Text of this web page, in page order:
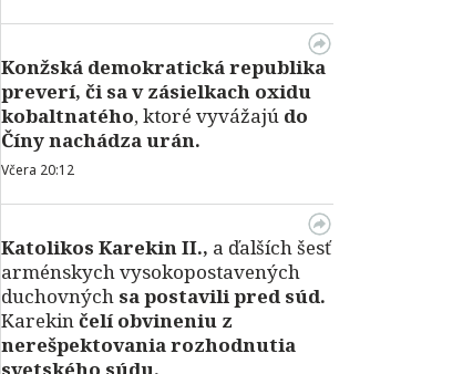
Konžská demokratická republika
preverí, či sa v zásielkach oxidu
kobaltnatého, ktoré vyvážajú do
Číny nachádza urán.
Včera 20:12
Katolikos Karekin II., a ďalších šesť
arménskych vysokopostavených
duchovných sa postavili pred súd.
Karekinčelí obvineniu z
nerešpektovania rozhodnutia